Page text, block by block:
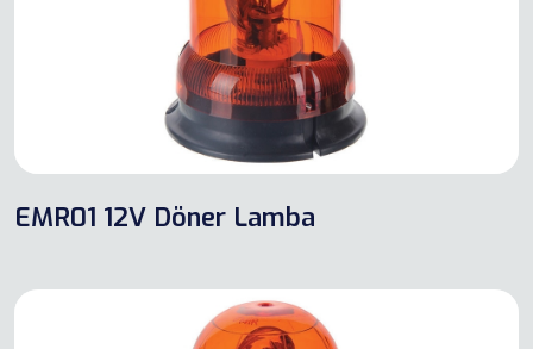
EMR01 12V Döner Lamba